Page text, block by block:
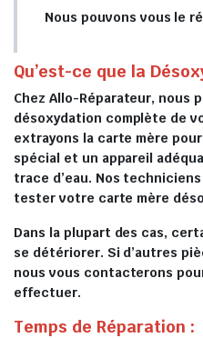
Nous pouvons vous le
Qu’est-ce que la
Chez Allo-Réparateur, nous
désoxydation complète de
extrayons la carte mère
spécial et un appareil
trace d’eau. Nos
tester votre carte mère
Dans la plupart des cas,
se détériorer. Si d’autres
nous vous contacterons
effectuer.
Temps de Réparation :